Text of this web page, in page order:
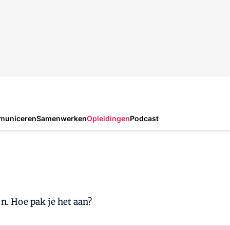
SamenwerkenOpleidingenPodcast
Hoe pak je het aan?